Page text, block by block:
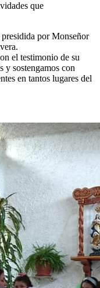
que
por Monseñor
el testimonio de su
y sostengamos con
en tantos lugares del